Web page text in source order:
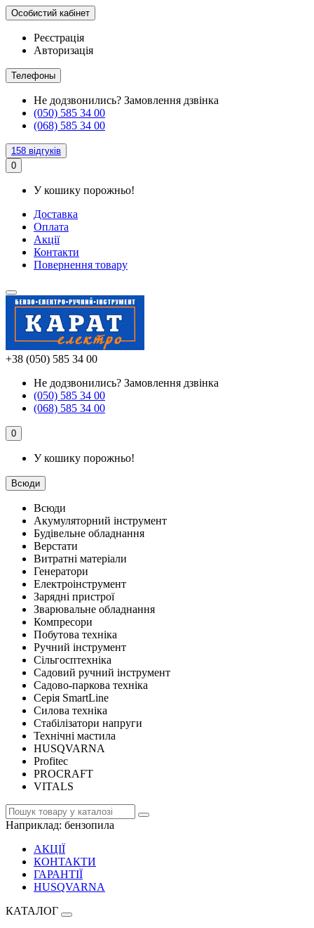
Особистий кабінет
Реєстрація
Авторизація
Телефоны
Не додзвонились? Замовлення дзвінка
(050) 585 34 00
(068) 585 34 00
158 відгуків
0
У кошику порожньо!
Доставка
Оплата
Акції
Контакти
Повернення товару
+38 (050) 585 34 00
Не додзвонились? Замовлення дзвінка
(050) 585 34 00
(068) 585 34 00
0
У кошику порожньо!
Всюди
Всюди
Акумуляторний інструмент
Будівельне обладнання
Верстати
Витратні матеріали
Генератори
Електроінструмент
Зарядні пристрої
Зварювальне обладнання
Компресори
Побутова техніка
Ручний інструмент
Сільгосптехніка
Садовий ручний інструмент
Садово-паркова техніка
Серія SmartLine
Силова техніка
Стабілізатори напруги
Технічні мастила
HUSQVARNA
Profitec
PROCRAFT
VITALS
Наприклад: бензопила
АКЦІЇ
КОНТАКТИ
ГАРАНТІЇ
HUSQVARNA
КАТАЛОГ